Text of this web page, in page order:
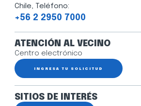
Chile, Teléfono:
+56 2 2950 7000
ATENCIÓN AL VECINO
Centro electrónico
INGRESA TU SOLICITUD
SITIOS DE INTERÉS